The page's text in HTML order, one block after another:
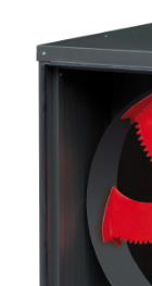
Complete
material for